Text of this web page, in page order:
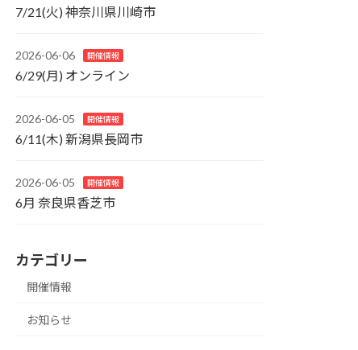
7/21(火) 神奈川県川崎市
2026-06-06 開催情報
6/29(月) オンライン
2026-06-05 開催情報
6/11(木) 新潟県長岡市
2026-06-05 開催情報
6月 奈良県香芝市
カテゴリー
開催情報
お知らせ